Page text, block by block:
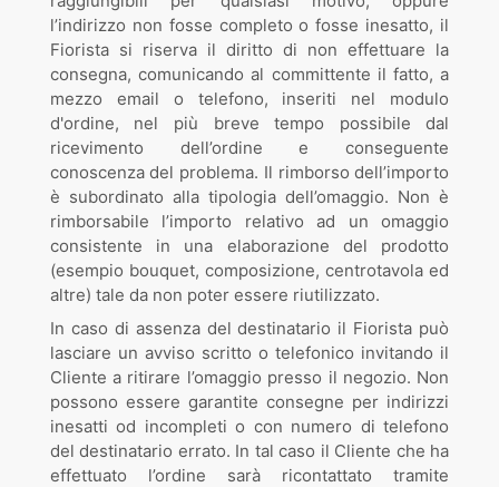
l’indirizzo non fosse completo o fosse inesatto, il
Fiorista si riserva il diritto di non effettuare la
consegna, comunicando al committente il fatto, a
mezzo email o telefono, inseriti nel modulo
d'ordine, nel più breve tempo possibile dal
ricevimento dell’ordine e conseguente
conoscenza del problema. Il rimborso dell’importo
è subordinato alla tipologia dell’omaggio. Non è
rimborsabile l’importo relativo ad un omaggio
consistente in una elaborazione del prodotto
(esempio bouquet, composizione, centrotavola ed
altre) tale da non poter essere riutilizzato.
In caso di assenza del destinatario il Fiorista può
lasciare un avviso scritto o telefonico invitando il
Cliente a ritirare l’omaggio presso il negozio. Non
possono essere garantite consegne per indirizzi
inesatti od incompleti o con numero di telefono
del destinatario errato. In tal caso il Cliente che ha
effettuato l’ordine sarà ricontattato tramite